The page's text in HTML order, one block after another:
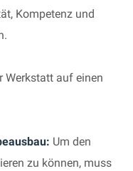
Kompetenz und
Werkstatt auf einen
Um den
zu können, muss